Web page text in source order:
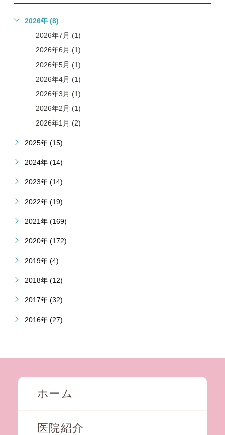
2026年 (8)
2026年7月 (1)
2026年6月 (1)
2026年5月 (1)
2026年4月 (1)
2026年3月 (1)
2026年2月 (1)
2026年1月 (2)
2025年 (15)
2024年 (14)
2023年 (14)
2022年 (19)
2021年 (169)
2020年 (172)
2019年 (4)
2018年 (12)
2017年 (32)
2016年 (27)
ホーム
医院紹介